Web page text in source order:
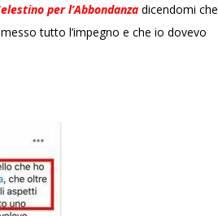
per l’Abbondanza dicendomi che
tutto l’impegno e che io dovevo